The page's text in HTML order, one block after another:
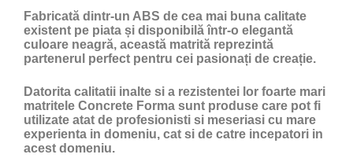
Fabricată dintr-un ABS de cea mai buna calitate
existent pe piata și disponibilă într-o elegantă
culoare neagră, această matrită reprezintă
partenerul perfect pentru cei pasionați de creație.
Datorita calitatii inalte si a rezistentei lor foarte mari
matritele Concrete Forma sunt produse care pot fi
utilizate atat de profesionisti si meseriasi cu mare
experienta in domeniu, cat si de catre incepatori in
acest domeniu.